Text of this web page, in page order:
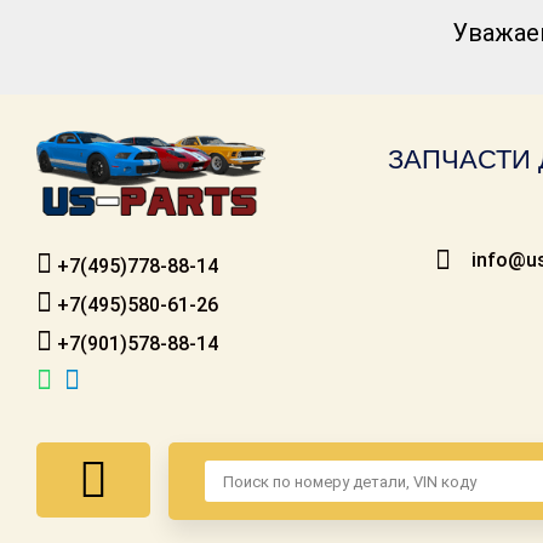
ЗАПЧАСТИ
+7(495)778-88-14
+7(495)580-61-26
+7(901)578-88-14
Доставка